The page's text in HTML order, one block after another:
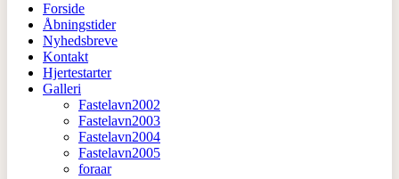
Forside
Åbningstider
Nyhedsbreve
Kontakt
Hjertestarter
Galleri
Fastelavn2002
Fastelavn2003
Fastelavn2004
Fastelavn2005
foraar